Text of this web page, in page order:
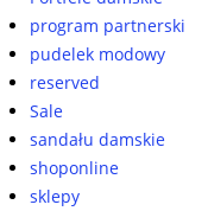
program partnerski
pudelek modowy
reserved
Sale
sandału damskie
shoponline
sklepy